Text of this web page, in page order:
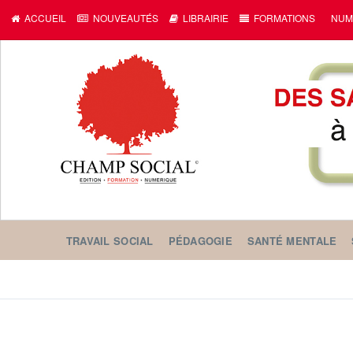
ACCUEIL NOUVEAUTÉS LIBRAIRIE FORMATIONS
TRAVAIL SOCIAL PÉDAGOGIE SANTÉ MENTALE